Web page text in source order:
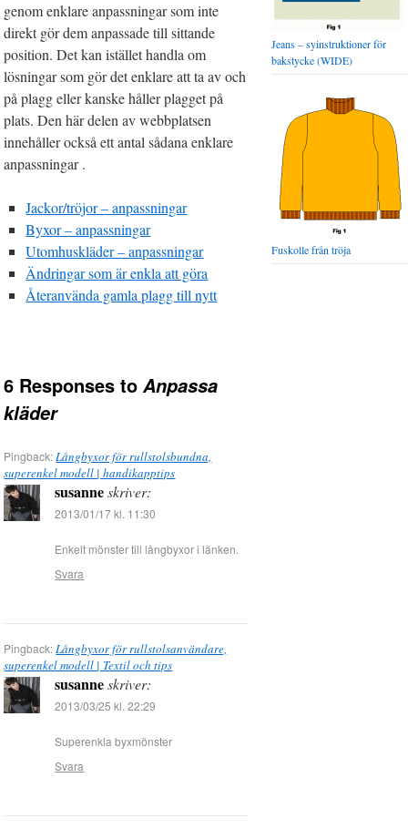
genom enklare anpassningar som inte
direkt gör dem anpassade till sittande
position. Det kan istället handla om
lösningar som gör det enklare att ta av och
på plagg eller kanske håller plagget på
plats. Den här delen av webbplatsen
innehåller också ett antal sådana enklare
anpassningar .
Jackor/tröjor – anpassningar
Byxor – anpassningar
Utomhuskläder – anpassningar
Ändringar som är enkla att göra
Återanvända gamla plagg till nytt
6 Responses toAnpassa
kläder
Pingback: Långbyxor för rullstolsbundna,
superenkel modell | handikapptips
susanne skriver:
2013/01/17 kl. 11:30
Enkelt mönster till långbyxor i länken.
Svara
Pingback: Långbyxor för rullstolsanvändare,
superenkel modell | Textil och tips
susanne skriver:
2013/03/25 kl. 22:29
Superenkla byxmönster
Svara
Jeans – syinstruktioner för
bakstycke (WIDE)
Fuskolle från tröja